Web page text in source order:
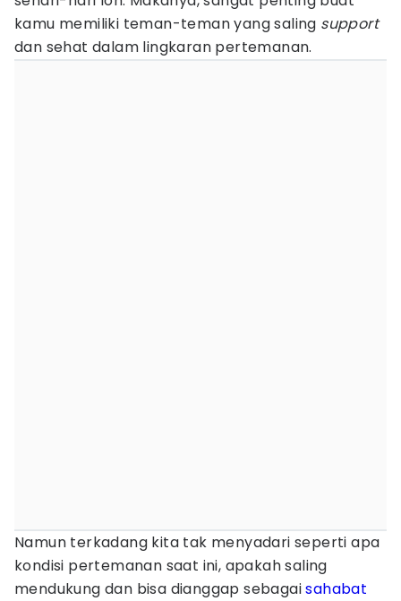
kamu memiliki teman-teman yang saling support
dan sehat dalam lingkaran pertemanan.
Namun terkadang kita tak menyadari seperti apa
kondisi pertemanan saat ini, apakah saling
mendukung dan bisa dianggap sebagaisahabat